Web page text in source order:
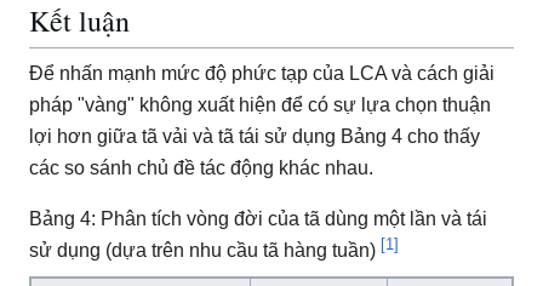
Kết luận
Để nhấn mạnh mức độ phức tạp của LCA và cách giải
pháp "vàng" không xuất hiện để có sự lựa chọn thuận
lợi hơn giữa tã vải và tã tái sử dụng Bảng 4 cho thấy
các so sánh chủ đề tác động khác nhau.
Bảng 4: Phân tích vòng đời của tã dùng một lần và tái
sử dụng (dựa trên nhu cầu tã hàng tuần) [1]